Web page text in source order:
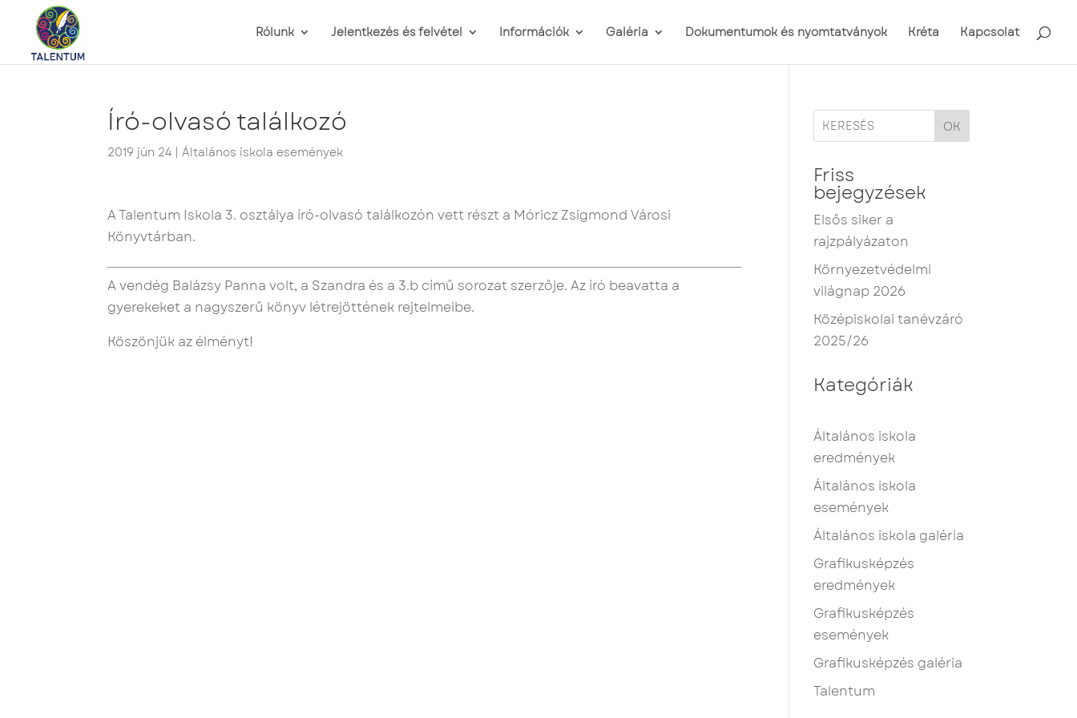
Rólunk Jelentkezés és felvétel Információk Galéria Dokumentumok és nyomtatványok Kréta Kapcsolat
Író-olvasó találkozó
2019 jún 24 |Általános iskola események
A Talentum Iskola 3. osztálya író-olvasó találkozón vett részt a Móricz Zsigmond Városi
Könyvtárban.
A vendég Balázsy Panna volt, a Szandra és a 3.b című sorozat szerzője. Az író beavatta a
gyerekeket a nagyszerű könyv létrejöttének rejtelmeibe.
Köszönjük az élményt!
OK
Friss
bejegyzések
Elsős siker a
rajzpályázaton
Környezetvédelmi
világnap 2026
Középiskolai tanévzáró
2025/26
Kategóriák
Általános iskola
eredmények
Általános iskola
események
Általános iskola galéria
Grafikusképzés
eredmények
Grafikusképzés
események
Grafikusképzés galéria
Talentum